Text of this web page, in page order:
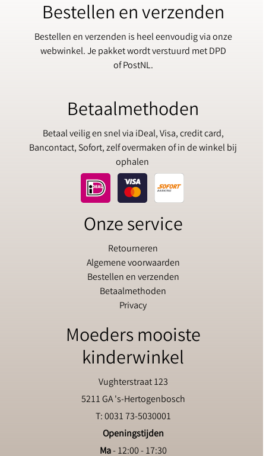
Bestellen en verzenden
Bestellen en verzenden is heel eenvoudig via onze
webwinkel. Je pakket wordt verstuurd met DPD
of PostNL.
Betaalmethoden
Betaal veilig en snel via iDeal, Visa, credit card,
Bancontact, Sofort, zelf overmaken of in de winkel bij
ophalen
Onze service
Retourneren
Algemene voorwaarden
Bestellen en verzenden
Betaalmethoden
Privacy
Moeders mooiste
kinderwinkel
Vughterstraat 123
5211 GA 's-Hertogenbosch
T: 0031 73-5030001
Openingstijden
Ma- 12:00 - 17:30